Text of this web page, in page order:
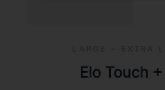
Elo Touch +